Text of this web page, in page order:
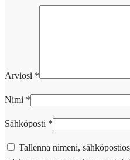
Arviosi *
Nimi *
Sähköposti *
Tallenna nimeni,